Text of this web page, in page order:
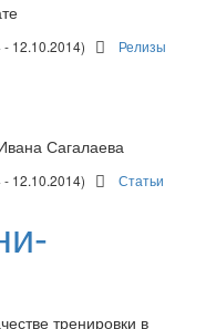
- 12.10.2014) Релизы
Сагалаева
- 12.10.2014) Статьи
тренировки в